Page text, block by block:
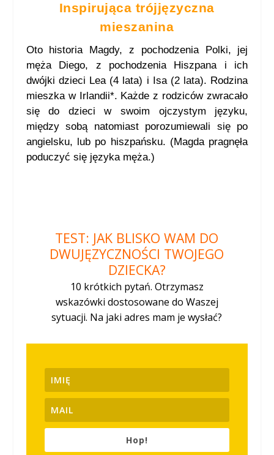
Inspirująca trójjęzyczna
mieszanina
Oto historia Magdy, z pochodzenia Polki, jej
męża Diego, z pochodzenia Hiszpana i ich
dwójki dzieci Lea (4 lata) i Isa (2 lata). Rodzina
mieszka w Irlandii*. Każde z rodziców zwracało
się do dzieci w swoim ojczystym języku,
między sobą natomiast porozumiewali się po
angielsku, lub po hiszpańsku. (Magda pragnęła
poduczyć się języka męża.)
TEST: JAK BLISKO WAM DO
DWUJĘZYCZNOŚCI TWOJEGO
DZIECKA?
10 krótkich pytań. Otrzymasz
wskazówki dostosowane do Waszej
sytuacji. Na jaki adres mam je wysłać?
Hop!